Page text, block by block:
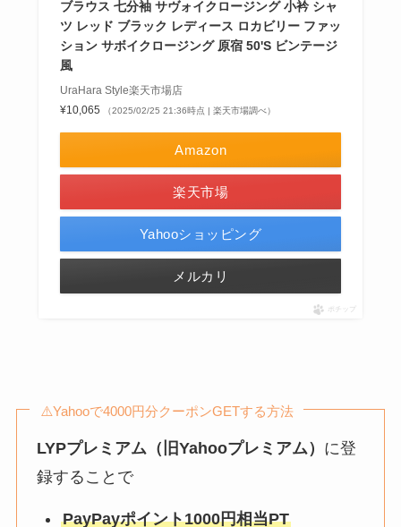
ブラウス 七分袖 サヴォイクロージング 小衿 シャ
ツ レッド ブラック レディース ロカビリー ファッ
ション サボイクロージング 原宿 50'S ビンテージ
風
UraHara Style楽天市場店
¥10,065
（2025/02/25 21:36時点 | 楽天市場調べ）
Amazon
楽天市場
Yahooショッピング
メルカリ
ポチップ
⚠️Yahooで4000円分クーポンGETする方法
LYPプレミアム（旧Yahooプレミアム） に登
録することで
PayPayポイント1000円相当PT